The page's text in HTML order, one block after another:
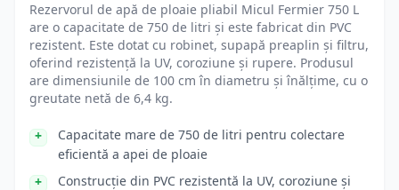
Rezervorul de apă de ploaie pliabil Micul Fermier 750 L
are o capacitate de 750 de litri și este fabricat din PVC
rezistent. Este dotat cu robinet, supapă preaplin și filtru,
oferind rezistență la UV, coroziune și rupere. Produsul
are dimensiunile de 100 cm în diametru și înălțime, cu o
greutate netă de 6,4 kg.
Capacitate mare de 750 de litri pentru colectare
eficientă a apei de ploaie
Construcție din PVC rezistentă la UV, coroziune și